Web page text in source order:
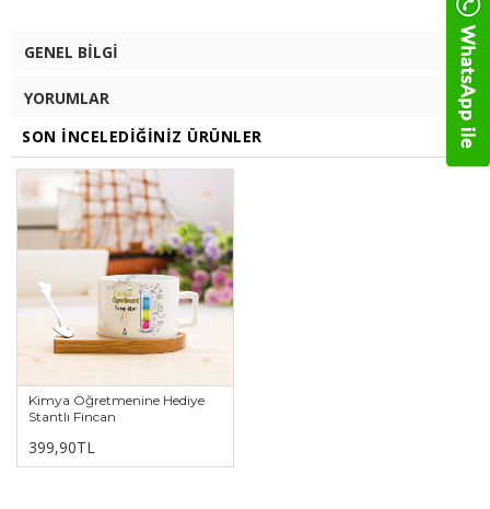
GENEL BILGI
YORUMLAR
SON İNCELEDIĞINIZ ÜRÜNLER
Kimya Öğretmenine Hediye
Stantlı Fincan
399,90TL